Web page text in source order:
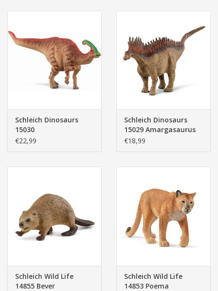
Schleich Dinosaurs
15030
Parasaurolophus
€22,99
Schleich Dinosaurs
15029 Amargasaurus
€18,99
Schleich Wild Life
14855 Bever
Schleich Wild Life
14853 Poema